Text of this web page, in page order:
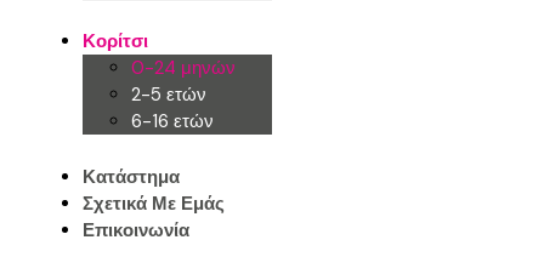
Κορίτσι
0-24 μηνών
2-5 ετών
6-16 ετών
Κατάστημα
Σχετικά Με Εμάς
Επικοινωνία